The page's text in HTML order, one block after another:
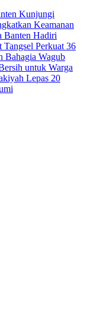
Kunjungi
Keamanan
Banten Hadiri
Tangsel Perkuat 36
Bahagia Wagub
untuk Warga
Lepas 20